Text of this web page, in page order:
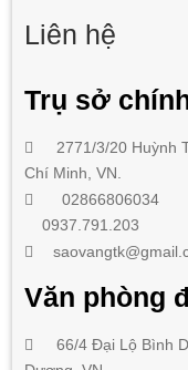
Liên hệ
Trụ sở
2771/3/20 Huỳnh
Chí Minh , VN.
02866806034
0937.791.203
Văn phòng
66/4 Đại Lộ Bình